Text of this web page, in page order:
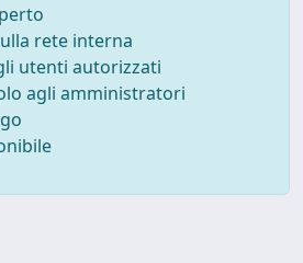
rete interna
utenti autorizzati
agli amministratori